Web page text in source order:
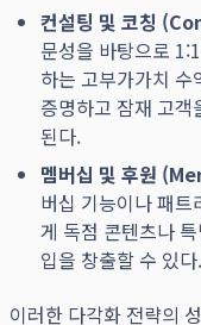
컨설팅 및 코칭
문성을 바탕으로
하는 고부가가치
증명하고 잠재 고객
된다.
멤버십 및 후원
버십 기능이나 패트
게 독점 콘텐츠나
입을 창출할 수 있다.
이러한 다각화 전략의